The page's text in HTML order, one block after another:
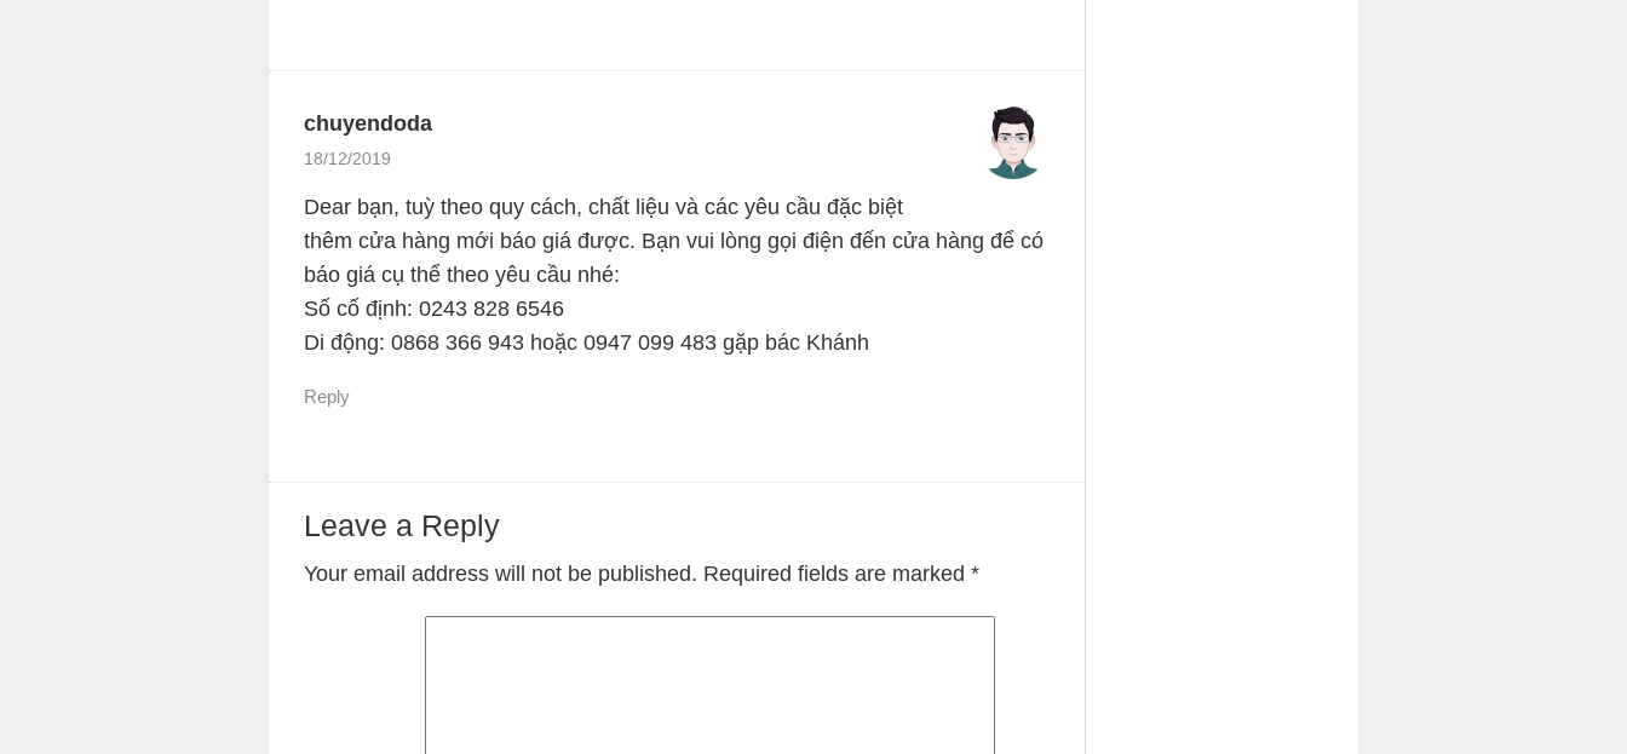
chuyendoda
18/12/2019
Dear bạn, tuỳ theo quy cách, chất liệu và các yêu cầu đặc biệt
thêm cửa hàng mới báo giá được. Bạn vui lòng gọi điện đến cửa hàng để có
báo giá cụ thể theo yêu cầu nhé:
Số cố định: 0243 828 6546
Di động: 0868 366 943 hoặc 0947 099 483 gặp bác Khánh
Reply
Leave a Reply
Your email address will not be published. Required fields are marked *